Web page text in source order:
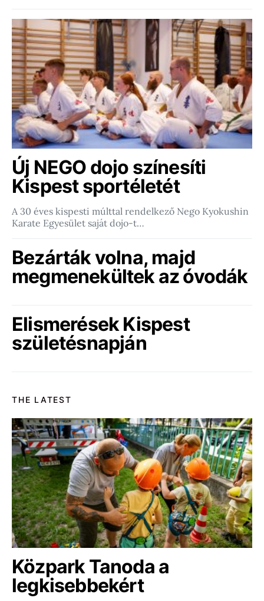
Új NEGO dojo színesíti
Kispest sportéletét
A 30 éves kispesti múlttal rendelkező Nego Kyokushin
Karate Egyesület saját dojo-t…
Bezárták volna, majd
megmenekültek az óvodák
Elismerések Kispest
születésnapján
THE LATEST
Közpark Tanoda a
legkisebbekért